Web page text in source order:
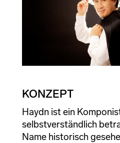
KONZEPT
Haydn ist ein
selbstverständlich
Name historisch